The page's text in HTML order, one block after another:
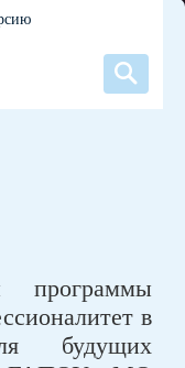
программы
в
будущих